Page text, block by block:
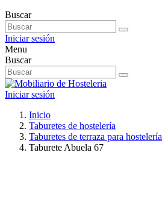
Buscar
Iniciar sesión
Menu
Buscar
Iniciar sesión
Inicio
Taburetes de hostelería
Taburetes de terraza para hostelería
Taburete Abuela 67